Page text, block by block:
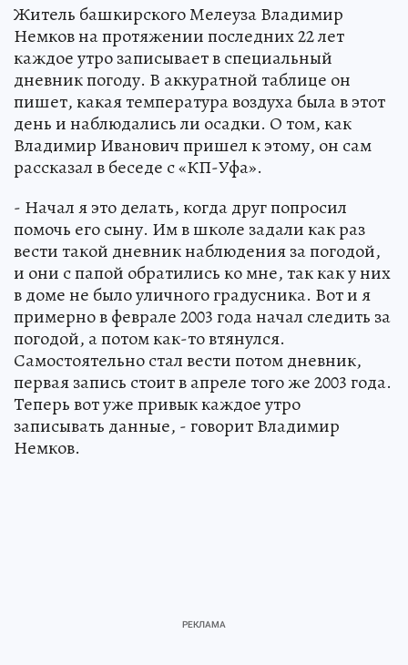
Житель башкирского Мелеуза Владимир
Немков на протяжении последних 22 лет
каждое утро записывает в специальный
дневник погоду. В аккуратной таблице он
пишет, какая температура воздуха была в этот
день и наблюдались ли осадки. О том, как
Владимир Иванович пришел к этому, он сам
рассказал в беседе с «КП-Уфа».
- Начал я это делать, когда друг попросил
помочь его сыну. Им в школе задали как раз
вести такой дневник наблюдения за погодой,
и они с папой обратились ко мне, так как у них
в доме не было уличного градусника. Вот и я
примерно в феврале 2003 года начал следить за
погодой, а потом как-то втянулся.
Самостоятельно стал вести потом дневник,
первая запись стоит в апреле того же 2003 года.
Теперь вот уже привык каждое утро
записывать данные, - говорит Владимир
Немков.